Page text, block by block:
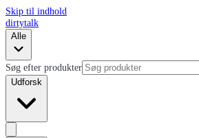
Skip til indhold
dirtytalk
Alle
Søg efter produkter
Udforsk